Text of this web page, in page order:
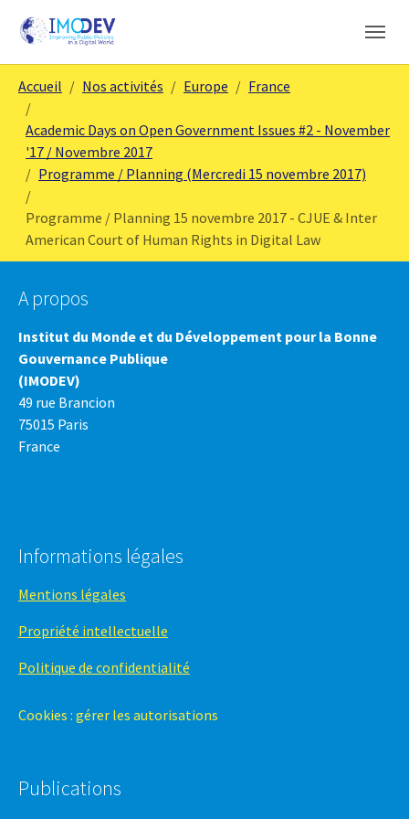
Accueil Nos activités Europe France
Academic Days on Open Government Issues #2 - November
'17 / Novembre 2017
Programme / Planning (Mercredi 15 novembre 2017)
Programme / Planning 15 novembre 2017 - CJUE & Inter
American Court of Human Rights in Digital Law
A propos
Institut du Monde et du Développement pour la Bonne
Gouvernance Publique
(IMODEV)
49 rue Brancion
75015 Paris
France
Informations légales
Mentions légales
Propriété intellectuelle
Politique de confidentialité
Cookies : gérer les autorisations
Publications